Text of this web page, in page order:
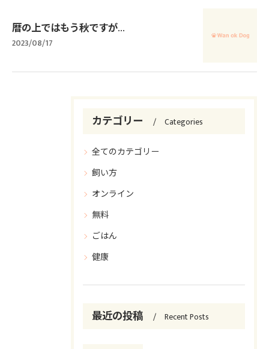
暦の上ではもう秋ですが…
2023/08/17
カテゴリー Categories
全てのカテゴリー
飼い方
オンライン
無料
ごはん
健康
最近の投稿 Recent Posts